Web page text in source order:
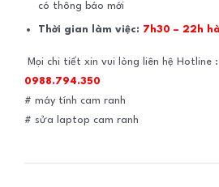
có thông báo mới
Thời gian làm việc: 7h30 – 22h
Mọi chi tiết xin vui lòng liên hệ Hotline :
0988.794.350
# máy tính cam ranh
# sửa laptop cam ranh